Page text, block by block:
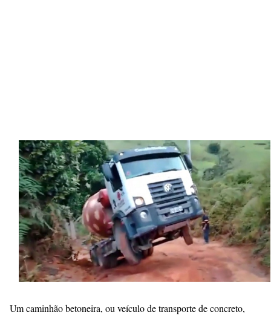
Um caminhão betoneira, ou veículo de transporte de concreto,